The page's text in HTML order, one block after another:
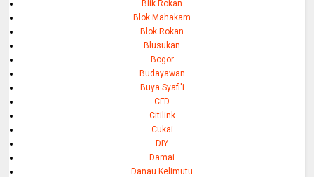
Blik Rokan
Blok Mahakam
Blok Rokan
Blusukan
Bogor
Budayawan
Buya Syafi'i
CFD
Citilink
Cukai
DIY
Damai
Danau Kelimutu